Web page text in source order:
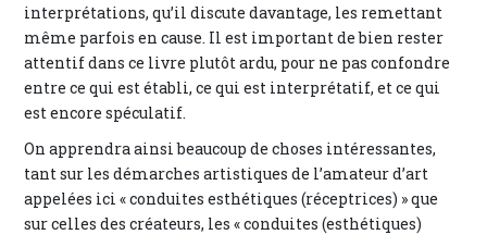
interprétations, qu’il discute davantage, les remettant
même parfois en cause. Il est important de bien rester
attentif dans ce livre plutôt ardu, pour ne pas confondre
entre ce qui est établi, ce qui est interprétatif, et ce qui
est encore spéculatif.
On apprendra ainsi beaucoup de choses intéressantes,
tant sur les démarches artistiques de l’amateur d’art
appelées ici « conduites esthétiques (réceptrices) » que
sur celles des créateurs, les « conduites (esthétiques)